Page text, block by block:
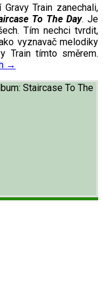
Train zanechali,
To The Day. Je
Tím nechci tvrdit,
vyznavač melodiky
Train tímto směrem.
→
Staircase To The